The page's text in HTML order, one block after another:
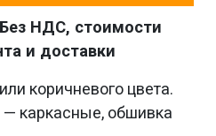
НДС, стоимости
и доставки
коричневого цвета.
каркасные, обшивка